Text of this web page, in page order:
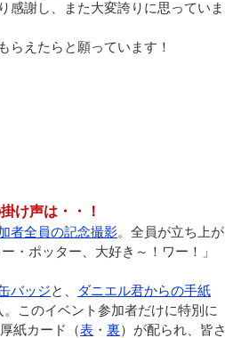
感謝し、また大変誇りに思っていま
らえたらと願っています！
け声は・・！
者全員の記念撮影。全員が立ち上が
・ポッター、大好き～！ワー！」
バッジと、
ダニエル君からの手紙
このイベント参加者だけに特別に
紙カード（表 ・ 裏）が配られ、皆さ